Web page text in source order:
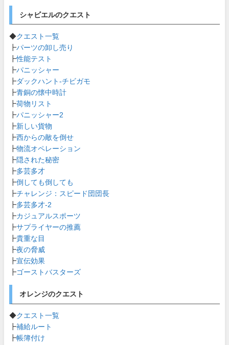
シャビエルのクエスト
◆クエスト一覧
┣パーツの卸し売り
┣性能テスト
┣パニッシャー
┣ダックハント-チビガモ
┣青銅の懐中時計
┣荷物リスト
┣パニッシャー2
┣新しい貨物
┣西からの敵を倒せ
┣物流オペレーション
┣隠された秘密
┣多芸多才
┣倒しても倒しても
┣チャレンジ：スピード団団長
┣多芸多才-2
┣カジュアルスポーツ
┣サプライヤーの推薦
┣貴重な目
┣夜の脅威
┣宣伝効果
┣ゴーストバスターズ
オレンジのクエスト
◆クエスト一覧
┣補給ルート
┣帳簿付け